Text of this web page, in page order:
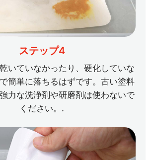
ステップ4
いていなかったり、硬化していな
簡単に落ちるはずです。古い塗料
力な洗浄剤や研磨剤は使わないで
ください。.